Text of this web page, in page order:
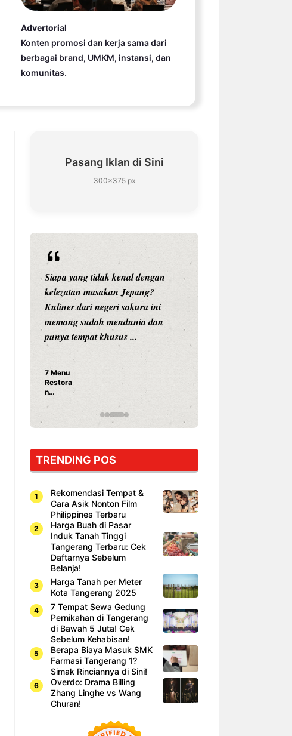
Advertorial
Konten promosi dan kerja sama dari
berbagai brand, UMKM, instansi, dan
komunitas.
Pasang Iklan di Sini
300×375 px
Siapa yang tidak kenal dengan
kelezatan masakan Jepang?
Kuliner dari negeri sakura ini
memang sudah mendunia dan
punya tempat khusus ...
7 Menu
Restora
n
yang
Dicoba,
Cuma
Sushi!
TRENDING POS
Rekomendasi Tempat &
Cara Asik Nonton Film
Philippines Terbaru
Harga Buah di Pasar
Induk Tanah Tinggi
Tangerang Terbaru: Cek
Daftarnya Sebelum
Belanja!
Harga Tanah per Meter
Kota Tangerang 2025
7 Tempat Sewa Gedung
Pernikahan di Tangerang
di Bawah 5 Juta! Cek
Sebelum Kehabisan!
Berapa Biaya Masuk SMK
Farmasi Tangerang 1?
Simak Rinciannya di Sini!
Overdo: Drama Billing
Zhang Linghe vs Wang
Churan!